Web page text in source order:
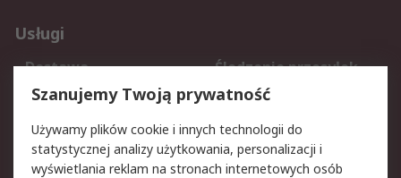
Usługi
Dostawa
Śledzenie przesyłek
Reklamacje i zwroty
Rejestracja
Aspekty prawne
Szanujemy Twoją prywatność
Używamy plików cookie i innych technologii do
statystycznej analizy użytkowania, personalizacji i
wyświetlania reklam na stronach internetowych osób